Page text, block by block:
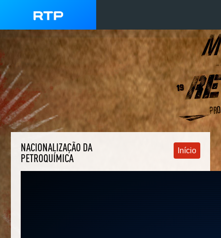
NACIONALIZAÇÃO DA
PETROQUÍMICA
Início